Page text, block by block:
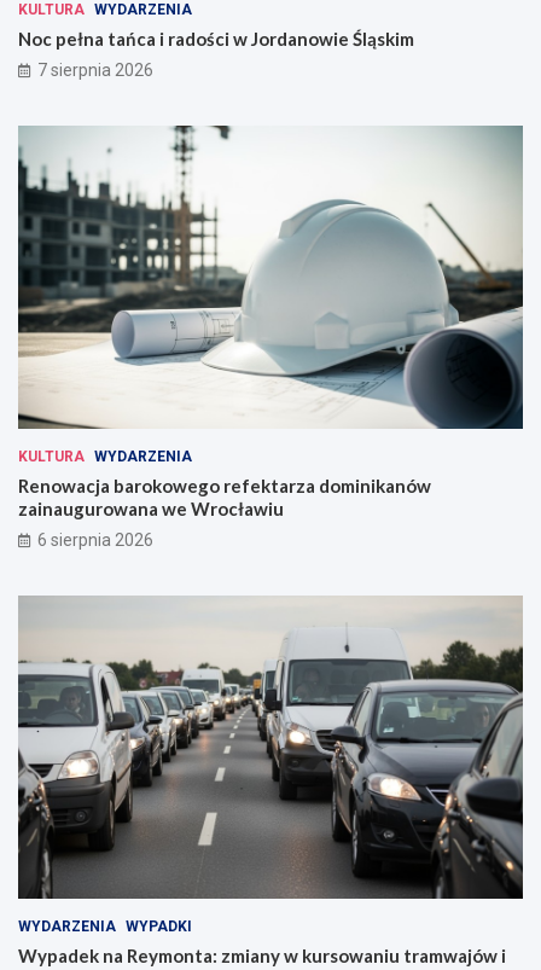
KULTURA WYDARZENIA
Noc pełna tańca i radości w Jordanowie Śląskim
7 sierpnia 2026
KULTURA WYDARZENIA
Renowacja barokowego refektarza dominikanów
zainaugurowana we Wrocławiu
6 sierpnia 2026
WYDARZENIA WYPADKI
Wypadek na Reymonta: zmiany w kursowaniu tramwajów i